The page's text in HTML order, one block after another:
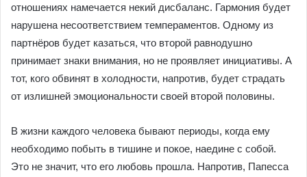
отношениях намечается некий дисбаланс. Гармония будет
нарушена несоответствием темпераментов. Одному из
партнёров будет казаться, что второй равнодушно
принимает знаки внимания, но не проявляет инициативы. А
тот, кого обвинят в холодности, напротив, будет страдать
от излишней эмоциональности своей второй половины.
В жизни каждого человека бывают периоды, когда ему
необходимо побыть в тишине и покое, наедине с собой.
Это не значит, что его любовь прошла. Напротив, Папесса